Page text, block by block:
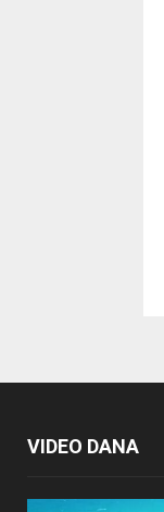
VIDEO DANA